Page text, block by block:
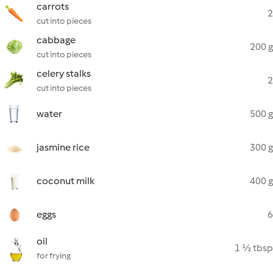
carrots
cut into pieces
2
cabbage
cut into pieces
200 g
celery stalks
cut into pieces
2
water 500 g
jasmine rice 300 g
coconut milk 400 g
eggs 6
oil
for frying
1 ½ tbsp